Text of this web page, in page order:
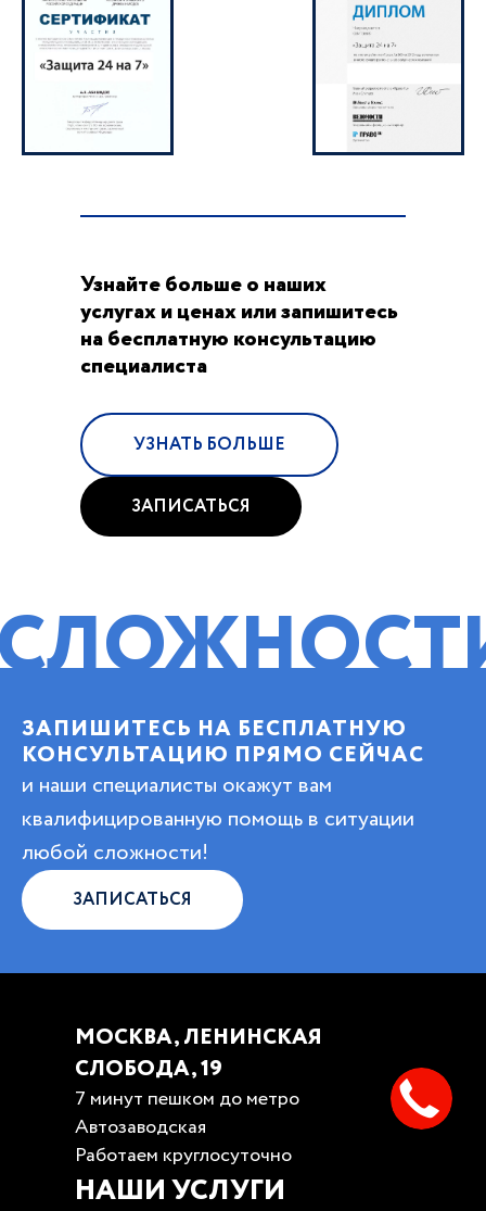
Узнайте больше о наших
услугах и ценах или запишитесь
на бесплатную консультацию
специалиста
УЗНАТЬ БОЛЬШЕ
ЗАПИСАТЬСЯ
ЗАПИШИТЕСЬ НА БЕСПЛАТНУЮ
КОНСУЛЬТАЦИЮ ПРЯМО СЕЙЧАС
и наши специалисты окажут вам
квалифицированную помощь в ситуации
любой сложности!
ЗАПИСАТЬСЯ
МОСКВА, ЛЕНИНСКАЯ
СЛОБОДА, 19
7 минут пешком до метро
Автозаводская
Работаем круглосуточно
НАШИ УСЛУГИ